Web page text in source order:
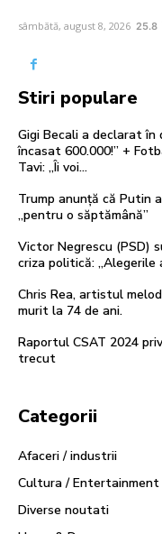
sâmbătă, august 8, 2026 25.8
Stiri populare
Gigi Becali a declarat
încasat 600.000!” +
Tavi: „Îi voi...
Trump anunță că Putin
„pentru o săptămână”
Victor Negrescu (PSD)
criza politică:
Chris Rea, artistul
murit la 74 de ani.
Raportul CSAT 2024
trecut
Categorii
Afaceri / industrii
Cultura / Entertainment
Diverse noutati